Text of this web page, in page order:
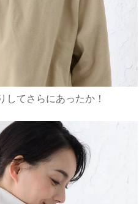
してさらにあったか！